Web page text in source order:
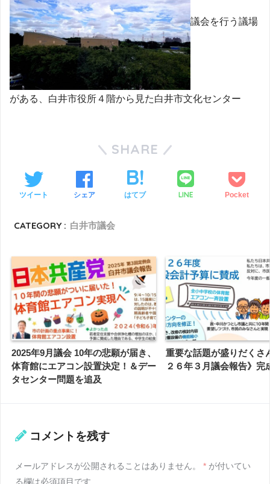
議会を行う議場
がある、白井市役所４階から見た白井市文化センター
SHARE
ツイート シェア はてブ LINE Pocket
CATEGORY : 白井市議会
2025年9月議会 10年の悲願が届き、
体育館にエアコン設置決定！＆デー
タセンター問題を追及
重要な話題が盛りだくさ
２６年３月議会報告》
コメントを残す
メールアドレスが公開されることはありません。 * が付いてい
る欄は必須項目です